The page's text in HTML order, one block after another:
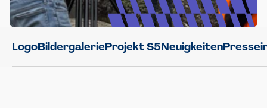
LogoBildergalerieProjekt S5Neuigkeiten